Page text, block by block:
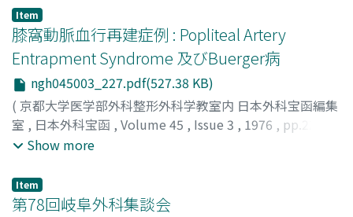
MASAO
SETOYAMA, MOTOICHI
Item
膝窩動脈血行再建症例 : Popliteal Artery
Entrapment Syndrome 及びBuerger病
ngh045003_227.pdf(527.38 KB)
( 京都大学医学部外科整形外科学教室内 日本外科宝函編集
室 , 日本外科宝函 , Volume 45 , Issue 3 , 1976 , pp.227-
232)
IWAHASHI, KANJI
TOSHIMI;TAKAHASHI, HIROSHI
Show more
Item
第78回岐阜外科集談会